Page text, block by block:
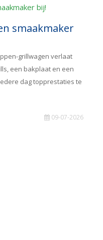
smaakmaker
grillwagen verlaat
een bakplaat en een
dag topprestaties te
09-07-2026